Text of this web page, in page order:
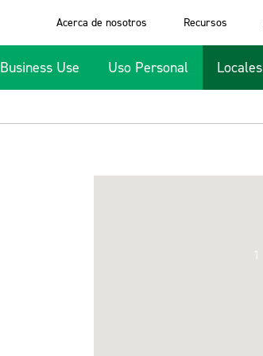
Acerca de nosotros Recursos
Business Use Uso Personal Locales
1